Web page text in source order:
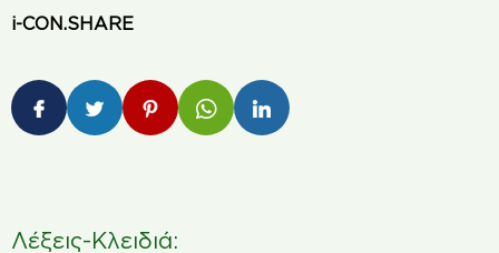
i-CON.SHARE
Λέξεις-Κλειδιά: